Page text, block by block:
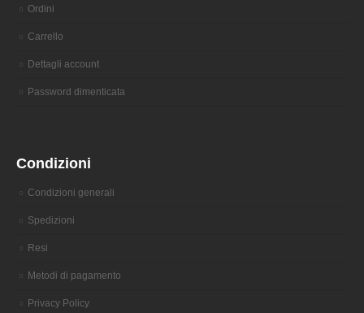
Ordini
Carrello
Dettagli account
Password dimenticata
Condizioni
Condizioni generali
Spedizioni
Resi
Metodi di pagamento
Privacy Policy